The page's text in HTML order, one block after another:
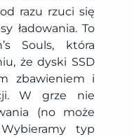
razu rzuci się
ładowania. To
Souls, która
że dyski SSD
zbawieniem i
W grze nie
(no może
typ